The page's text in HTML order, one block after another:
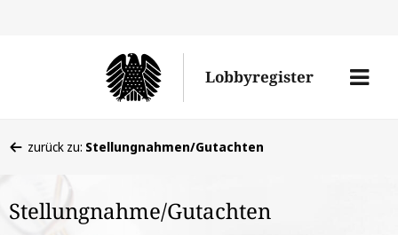
Lobbyregister
Menü
befinden
hier:
zurück zu: Stellungnahmen/Gutachten
Stellungnahme/Gutachten